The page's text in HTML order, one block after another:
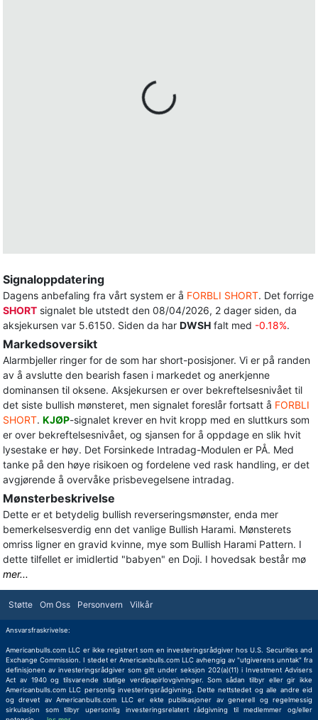
Signaloppdatering
Dagens anbefaling fra vårt system er å FORBLI SHORT. Det forrige
SHORT signalet ble utstedt den 08/04/2026, 2 dager siden, da
aksjekursen var 5.6150. Siden da har DWSH falt med -0.18%.
Markedsoversikt
Alarmbjeller ringer for de som har short-posisjoner. Vi er på randen
av å avslutte den bearish fasen i markedet og anerkjenne
dominansen til oksene. Aksjekursen er over bekreftelsesnivået til
det siste bullish mønsteret, men signalet foreslår fortsatt å FORBLI
SHORT. KJØP-signalet krever en hvit kropp med en sluttkurs som
er over bekreftelsesnivået, og sjansen for å oppdage en slik hvit
lysestake er høy. Det Forsinkede Intradag-Modulen er PÅ. Med
tanke på den høye risikoen og fordelene ved rask handling, er det
avgjørende å overvåke prisbevegelsene intradag.
Mønsterbeskrivelse
Dette er et betydelig bullish reverseringsmønster, enda mer
bemerkelsesverdig enn det vanlige Bullish Harami. Mønsterets
omriss ligner en gravid kvinne, mye som Bullish Harami Pattern. I
dette tilfellet er imidlertid "babyen" en Doji. I hovedsak består mø
mer...
Støtte Om Oss Personvern Vilkår
Ansvarsfraskrivelse:
Americanbulls.com LLC er ikke registrert som en investeringsrådgiver hos U.S. Securities and
Exchange Commission. I stedet er Americanbulls.com LLC avhengig av "utgiverens unntak" fra
definisjonen av investeringsrådgiver som gitt under seksjon 202(a)(11) i Investment Advisers
Act av 1940 og tilsvarende statlige verdipapirlovgivninger. Som sådan tilbyr eller gir ikke
Americanbulls.com LLC personlig investeringsrådgivning. Dette nettstedet og alle andre eid
og drevet av Americanbulls.com LLC er ekte publikasjoner av generell og regelmessig
sirkulasjon som tilbyr upersonlig investeringsrelatert rådgivning til medlemmer og/eller